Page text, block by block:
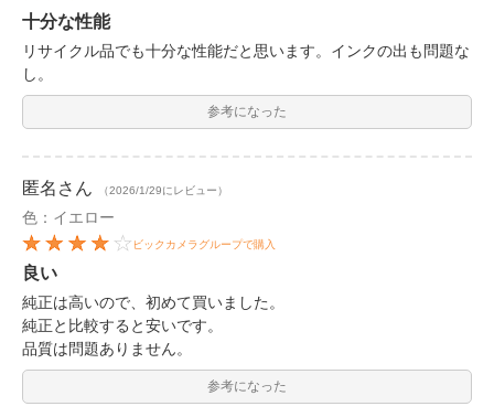
十分な性能
リサイクル品でも十分な性能だと思います。インクの出も問題な
し。
参考になった
匿名 さん （2026/1/29にレビュー）
色：イエロー
ビックカメラグループで購入
良い
純正は高いので、初めて買いました。
純正と比較すると安いです。
品質は問題ありません。
参考になった